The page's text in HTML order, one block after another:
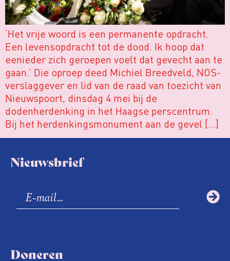
‘Het vrije woord is een permanente opdracht.
Een levensopdracht tot de dood. Ik hoop dat
eenieder zich geroepen voelt dat gevecht aan te
gaan.’ Die oproep deed Michiel Breedveld, NOS-
verslaggever en lid van de raad van toezicht van
Nieuwspoort, dinsdag 4 mei bij de
dodenherdenking in het Haagse perscentrum.
Bij het herdenkingsmonument aan de gevel […]
Nieuwsbrief
Doneren